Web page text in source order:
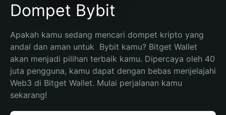
Dompet Bybit
Apakah kamu sedang mencari dompet kripto yang
andal dan aman untuk  Bybit kamu? Bitget Wallet
akan menjadi pilihan terbaik kamu. Dipercaya oleh 40
juta pengguna, kamu dapat dengan bebas menjelajahi
Web3 di Bitget Wallet. Mulai perjalanan kamu
sekarang!